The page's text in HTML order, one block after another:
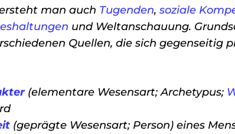
man auch Tugenden, soziale
und Weltanschauung.
Quellen, die sich gegenseitig
(elementare Wesensart; Archetypus;
(geprägte Wesensart; Person) eines